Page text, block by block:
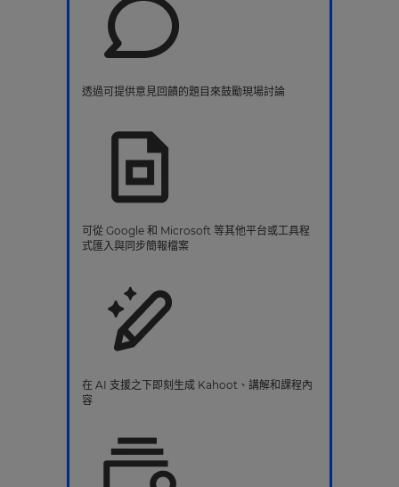
透過可提供意見回饋的題目來鼓勵現場討論
可從 Google 和 Microsoft 等其他平台或工具程
式匯入與同步簡報檔案
在 AI 支援之下即刻生成 Kahoot、講解和課程內
容